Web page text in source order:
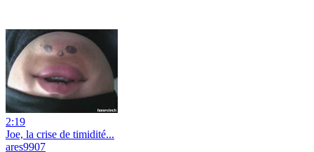
2:19
Joe, la crise de timidité...
ares9907